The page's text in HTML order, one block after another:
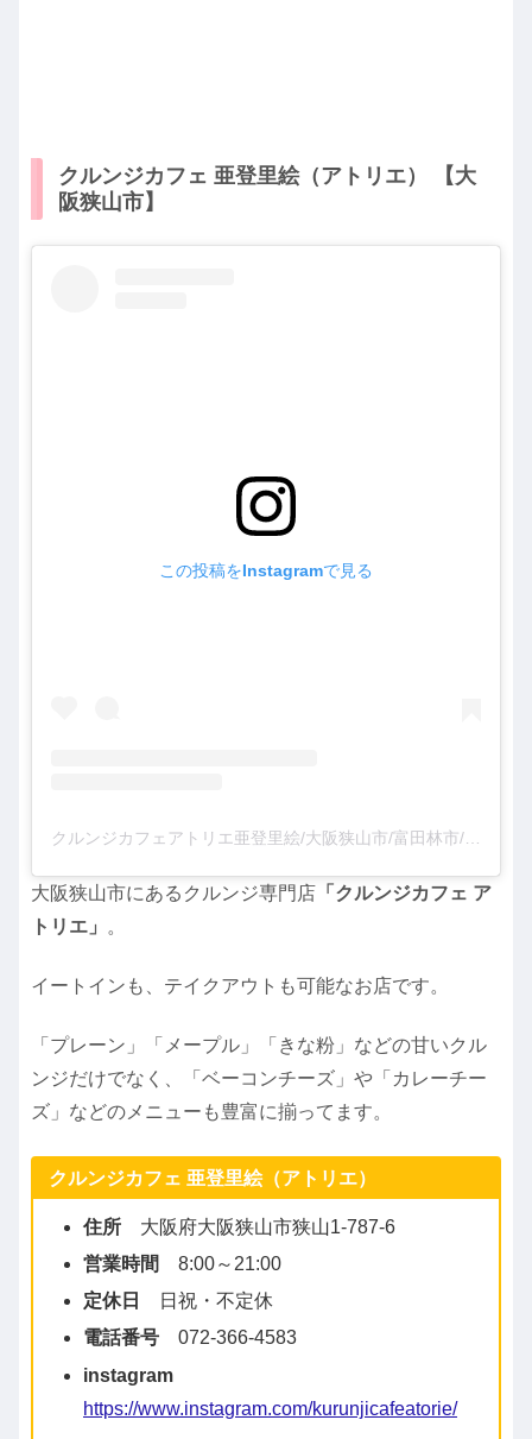
クルンジカフェ 亜登里絵（アトリエ） 【大
阪狭山市】
この投稿をInstagramで見る
大阪狭山市にあるクルンジ専門店 「クルンジカフェ ア
トリエ」
。
イートインも、テイクアウトも可能なお店です。
「プレーン」「メープル」「きな粉」などの甘いクル
ンジだけでなく、「ベーコンチーズ」や「カレーチー
ズ」などのメニューも豊富に揃ってます。
クルンジカフェ 亜登里絵（アトリエ）
住所大阪府大阪狭山市狭山1-787-6
営業時間
8:00～21:00
定休日
日祝・不定休
電話番号072-366-4583
instagram
https://www.instagram.com/kurunjicafeatorie/